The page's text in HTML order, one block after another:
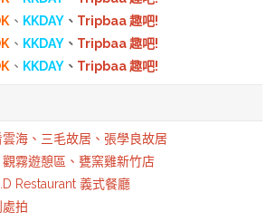
、 KKDAY 、 Tripbaa 趣吧!
、 KKDAY 、 Tripbaa 趣吧!
、 KKDAY 、 Tripbaa 趣吧!
雲海、三毛故居、張學良故居
觀霧遊憩區、甕窯雞新竹店
Restaurant 義式餐廳
拍